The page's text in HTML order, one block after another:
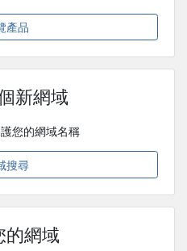
產品
新網域
您的網域名稱
搜尋
的網域